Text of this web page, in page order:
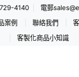
4140 電郵
案例 聯絡我們
客製化商品小知識